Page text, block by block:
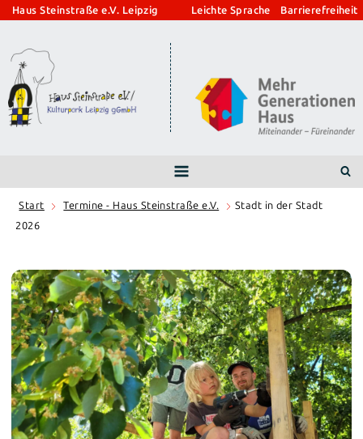
Zum
springen
Haus Steinstraße e.V. Leipzig Leichte Sprache Barrierefreiheit
Start Termine - Haus Steinstraße e.V.
Stadt in der Stadt
2026